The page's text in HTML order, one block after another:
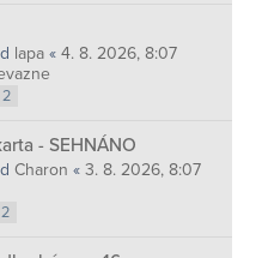
lapa « 4. 8. 2026, 8:07
2
- SEHNÁNO
Charon « 3. 8. 2026, 8:07
2